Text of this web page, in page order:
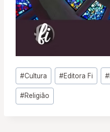
Tags
do
Post:
#Cultura #Editora Fi #
#Religião